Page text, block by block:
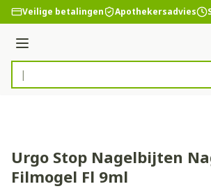
Ga naar de inhoud
Veilige betalingen Apothekersadvies
Menu
Product, merk, categorie...
Urgo Stop Nagelbijten
Filmogel Fl 9ml